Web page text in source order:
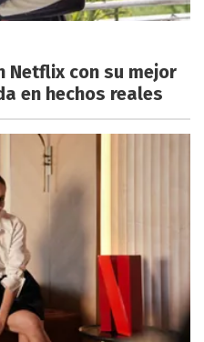
Netflix con su mejor
en hechos reales